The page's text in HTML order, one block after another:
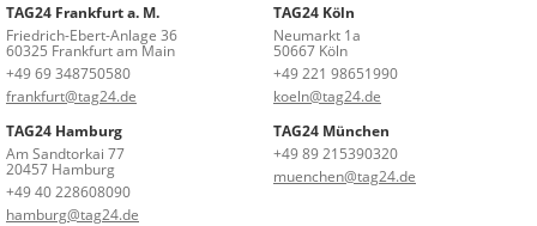
TAG24 Frankfurt a. M.
Friedrich-Ebert-Anlage 36
60325 Frankfurt am Main
+49 69 348750580
frankfurt@tag24.de
TAG24 Köln
Neumarkt 1a
50667 Köln
+49 221 98651990
koeln@tag24.de
TAG24 Hamburg
Am Sandtorkai 77
20457 Hamburg
+49 40 228608090
hamburg@tag24.de
TAG24 München
+49 89 215390320
muenchen@tag24.de